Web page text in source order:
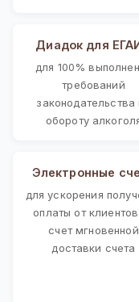
Диадок для
для 100%
требований
законодательства
обороту
Электронные
для ускорения
оплаты от
счет мгновенной
доставки счета